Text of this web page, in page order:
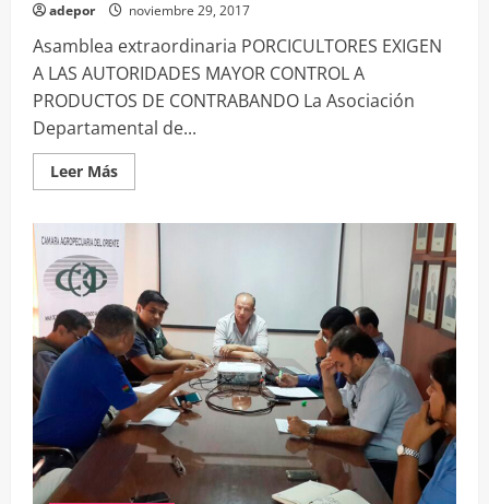
adepor noviembre 29, 2017
Asamblea extraordinaria PORCICULTORES EXIGEN
A LAS AUTORIDADES MAYOR CONTROL A
PRODUCTOS DE CONTRABANDO La Asociación
Departamental de...
Leer MásLeer
más
PORCICULTORES
EXIGEN
LAS
AUTORIDADES
MAYOR
CONTROL
A
PRODUCTOS
DE
CONTRABANDO